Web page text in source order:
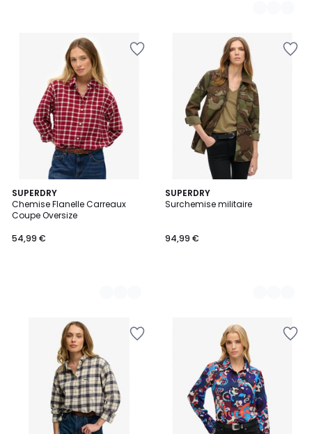
SUPERDRY
Chemise Flanelle Carreaux
Coupe Oversize
54,99 €
5
Couleurs
SUPERDRY
Surchemise militaire
94,99 €
3
Couleurs